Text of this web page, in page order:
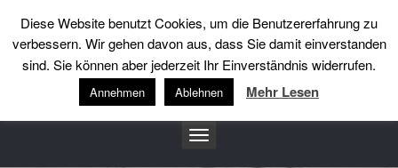
++49 (0)5201-3241 info@heidemannsound.de
heidemannsound
Toggle
Diese Website benutzt Cookies, um die Benutzererfahrung zu
verbessern. Wir gehen davon aus, dass Sie damit einverstanden
sind. Sie können aber jederzeit Ihr Einverständnis widerrufen.
Annehmen Ablehnen Mehr Lesen